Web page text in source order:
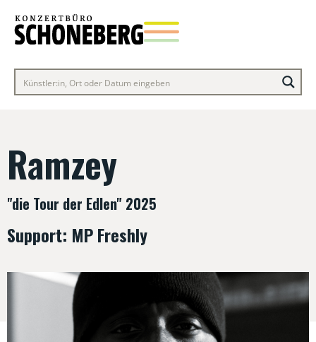
Ramzey
"die Tour der Edlen" 2025
Support: MP Freshly